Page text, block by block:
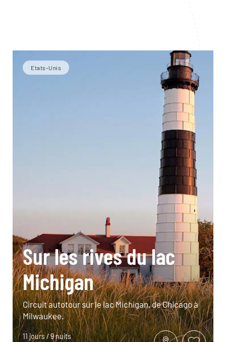
Etats-Unis
Sur les rives du lac
Michigan
Circuit autotour sur le lac Michigan, de Chicago à
Milwaukee.
11 jours / 9 nuits